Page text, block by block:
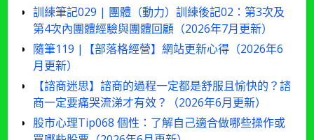
訓練筆記029 | 團體（動力）訓練後記02：第3次及
第4次內團體經驗與團體回顧（2026年7月更新）
隨筆119 |【部落格經營】網站更新心得（2026年6
月更新）
【諮商迷思】諮商的過程一定都是舒服且愉快的？諮
商一定要痛哭流涕才有效？（2026年6月更新）
股市心理Tip068 個性：了解自己適合做哪些操作或